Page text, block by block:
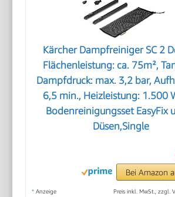
Kärcher Dampfreiniger SC 2
Flächenleistung: ca. 75m²,
Dampfdruck: max. 3,2 bar,
6,5 min., Heizleistung: 1.500
Bodenreinigungsset EasyFix
Düsen,Single
Bei Amazon
* Anzeige Preis inkl. MwSt., zzgl.